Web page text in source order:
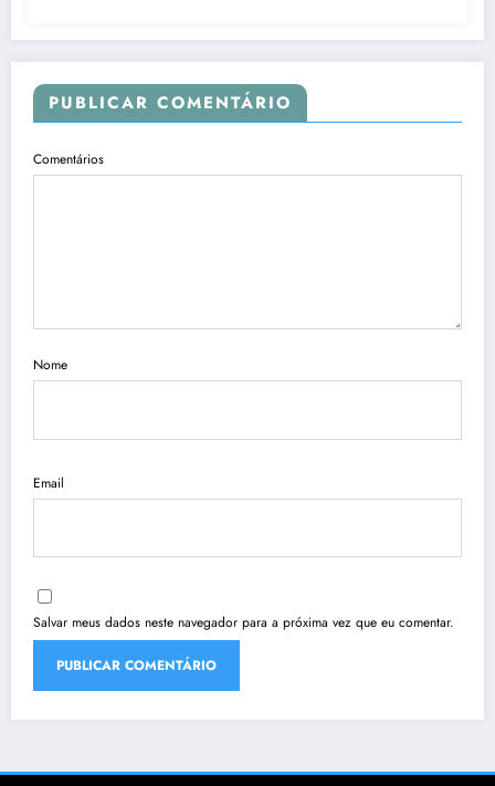
PUBLICAR COMENTÁRIO
Comentários
Nome
Email
Salvar meus dados neste navegador para a próxima vez que eu comentar.